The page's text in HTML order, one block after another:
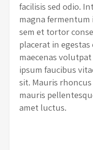
facilisis sed odio.
magna fermentum
sem et tortor
placerat in
maecenas
ipsum faucibus
sit. Mauris
mauris
amet luctus.